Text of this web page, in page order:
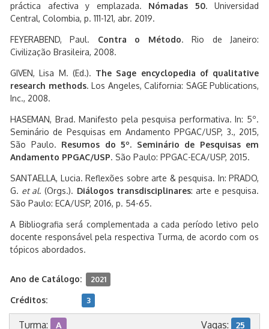
práctica afectiva y emplazada. Nómadas 50. Universidad
Central, Colombia, p. 111-121, abr. 2019.
FEYERABEND, Paul. Contra o Método. Rio de Janeiro:
Civilização Brasileira, 2008.
GIVEN, Lisa M. (Ed.). The Sage encyclopedia of qualitative
research methods. Los Angeles, California: SAGE Publications,
Inc., 2008.
HASEMAN, Brad. Manifesto pela pesquisa performativa. In: 5º.
Seminário de Pesquisas em Andamento PPGAC/USP, 3., 2015,
São Paulo. Resumos do 5º. Seminário de Pesquisas em
Andamento PPGAC/USP. São Paulo: PPGAC-ECA/USP, 2015.
SANTAELLA, Lucia. Reflexões sobre arte & pesquisa. In: PRADO,
G. et al. (Orgs.). Diálogos transdisciplinares: arte e pesquisa.
São Paulo: ECA/USP, 2016, p. 54-65.
A Bibliografia será complementada a cada período letivo pelo
docente responsável pela respectiva Turma, de acordo com os
tópicos abordados.
Ano de Catálogo: 2021
Créditos: 3
Turma: A Vagas: 25